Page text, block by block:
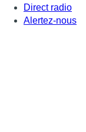
Direct radio
Alertez-nous